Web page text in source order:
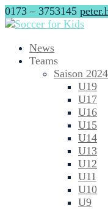
0173 – 3753145
News
Teams
Saison
U19
U17
U16
U15
U14
U13
U12
U11
U10
U9